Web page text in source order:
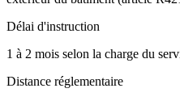
Délai d'instruction
1 à 2 mois selon la charge du
Distance réglementaire